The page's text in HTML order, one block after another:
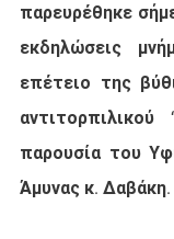
παρευρέθηκε
εκδηλώσεις
επέτειο της
αντιτορπιλικού
παρουσία του
Άμυνας κ. Δαβάκη.